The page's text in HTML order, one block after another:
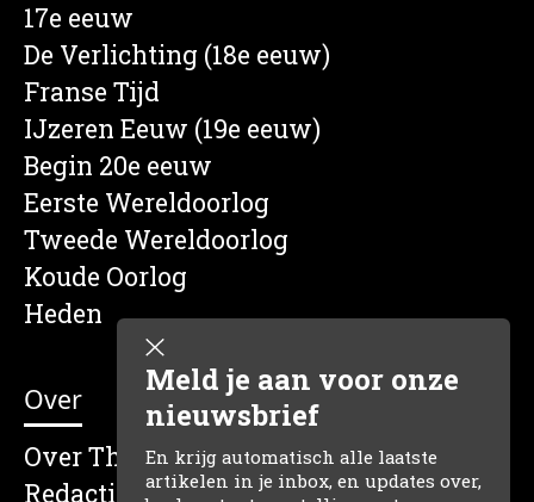
Meld je aan voor onze
nieuwsbrief
En krijg automatisch alle laatste
artikelen in je inbox, en updates over,
17e eeuw
De Verlichting (18e eeuw)
Franse Tijd
IJzeren Eeuw (19e eeuw)
Begin 20e eeuw
Eerste Wereldoorlog
Tweede Wereldoorlog
Koude Oorlog
Heden
Over
Over The Dutch Historian
Redactie